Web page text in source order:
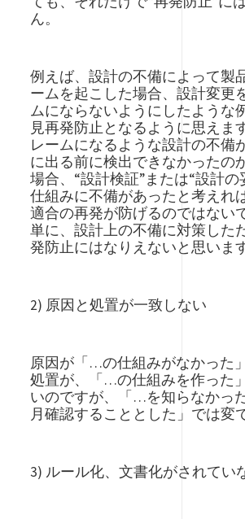
ん。
例えば、設計の不備によって製
ームを起こした場合、設計変更
ムにならないようにしたような
見再発防止となるように思えま
レームになるような設計の不備
に出る前に検出できなかったの
場合、“設計検証”または“設計の
仕組みに不備があったと考えれ
適合の再発が防げるのではない
単に、設計上の不備に対策した
発防止にはなりえないと思います
2) 原因と処置が一致しない
原因が「…の仕組みがなかった
処置が、「…の仕組みを作った
いのですが、「…を知らなかっ
月確認することとした」では変
3) ルール化、文書化がされてい